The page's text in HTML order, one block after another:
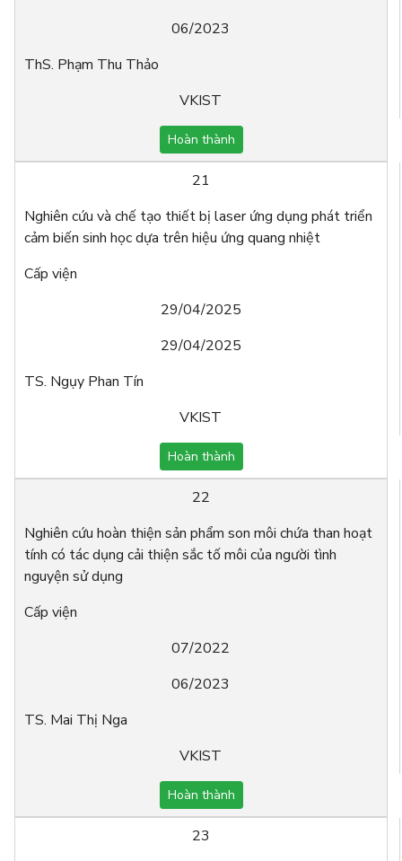
06/2023
ThS. Phạm Thu Thảo
VKIST
Hoàn thành
21
Nghiên cứu và chế tạo thiết bị laser ứng dụng phát triển
cảm biến sinh học dựa trên hiệu ứng quang nhiệt
Cấp viện
29/04/2025
29/04/2025
TS. Ngụy Phan Tín
VKIST
Hoàn thành
22
Nghiên cứu hoàn thiện sản phẩm son môi chứa than hoạt
tính có tác dụng cải thiện sắc tố môi của người tình
nguyện sử dụng
Cấp viện
07/2022
06/2023
TS. Mai Thị Nga
VKIST
Hoàn thành
23